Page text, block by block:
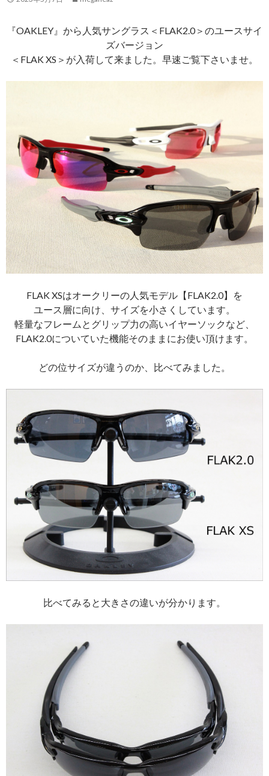
『OAKLEY』から人気サングラス＜FLAK2.0＞のユースサイ
ズバージョン
＜FLAK XS＞が入荷して来ました。早速ご覧下さいませ。
FLAK XSはオークリーの人気モデル【FLAK2.0】を
ユース層に向け、サイズを小さくしています。
軽量なフレームとグリップ力の高いイヤーソックなど、
FLAK2.0についていた機能そのままにお使い頂けます。
どの位サイズが違うのか、比べてみました。
比べてみると大きさの違いが分かります。